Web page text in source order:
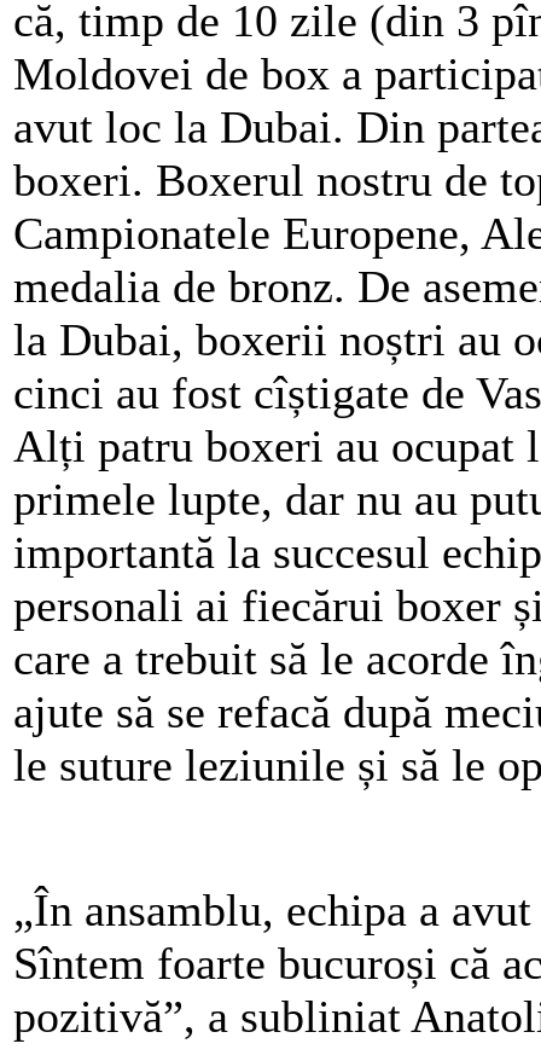
că, timp de 10 zile (din 3
Moldovei de box a
avut loc la Dubai. Din
boxeri. Boxerul nostru de
Campionatele Europene,
medalia de bronz. De
la Dubai, boxerii noștri au
cinci au fost cîștigate de
Alți patru boxeri au ocupat
primele lupte, dar nu au
importantă la succesul
personali ai fiecărui boxer
care a trebuit să le acorde
ajute să se refacă după
le suture leziunile și să le
„În ansamblu, echipa a
Sîntem foarte bucuroși că
pozitivă”, a subliniat